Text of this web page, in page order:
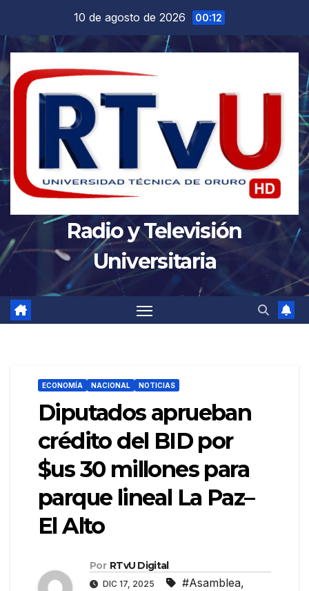
contenido
10 de agosto de 2026 00:12
Radio y Televisión
Universitaria
ECONOMÍA NACIONAL NOTICIAS
Diputados aprueban
crédito del BID por
$us 30 millones para
parque lineal La Paz–
El Alto
Por RTvU Digital
DIC 17, 2025 #Asamblea,